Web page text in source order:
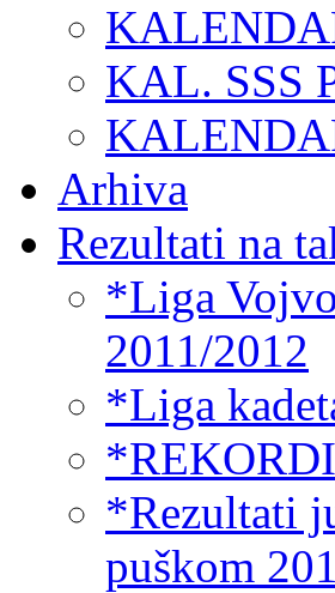
KAL. SSS
Arhiva
Rezultati na
*Liga
2011/2012
*Liga
*Rezultati
puškom